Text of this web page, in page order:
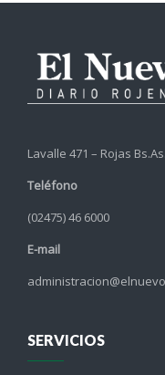
Lavalle 471 – Rojas Bs.As.
Teléfono
(02475) 46 6000
E-mail
SERVICIOS